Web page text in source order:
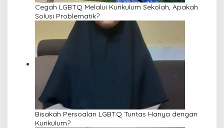
Cegah LGBTQ Melalui Kurikulum Sekolah, Apakah
Solusi Problematik?
Bisakah Persoalan LGBTQ Tuntas Hanya dengan
Kurikulum?